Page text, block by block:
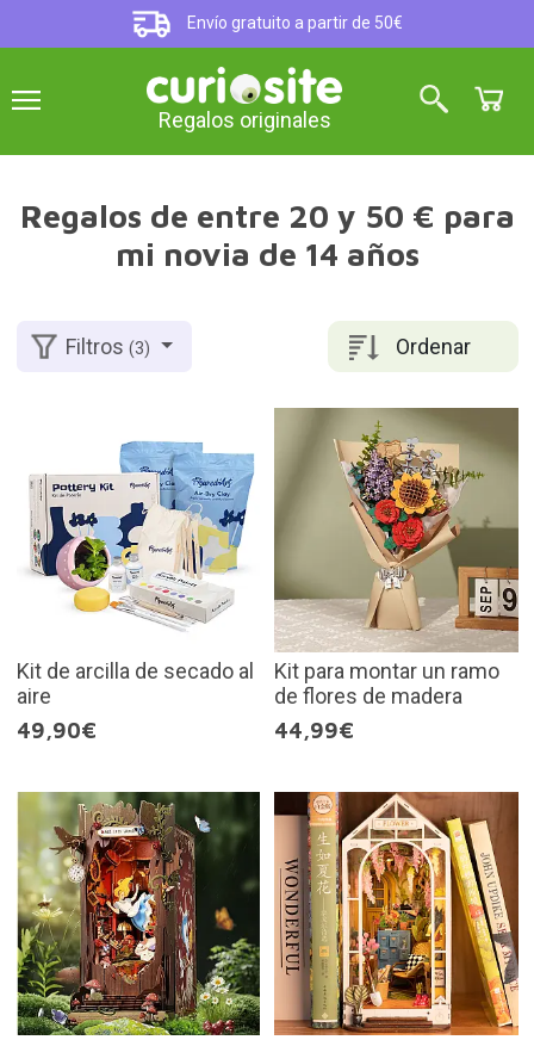
Envío gratuito a partir de 50€
Regalos originales
Regalos de entre 20 y 50 € para
mi novia de 14 años
Ordenar
Filtros(3)
Kit de arcilla de secado al
aire
49,90€
Kit para montar un ramo
de flores de madera
44,99€